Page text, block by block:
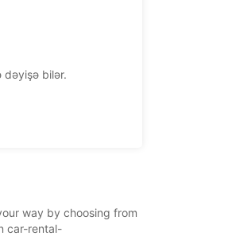
dəyişə bilər.
way by choosing from
car-rental-